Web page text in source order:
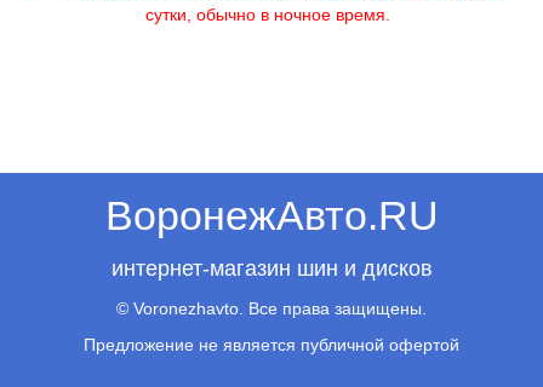
сутки, обычно в ночное время.
ВоронежАвто.RU
интернет-магазин шин и дисков
© Voronezhavto. Все права защищены.
Предложение не является публичной офертой